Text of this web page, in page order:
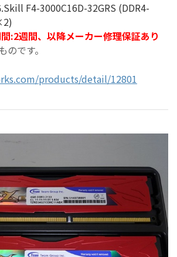
F4-3000C16D-32GRS (DDR4-
:2週間、以降メーカー修理保証あり
です。
products/detail/12801